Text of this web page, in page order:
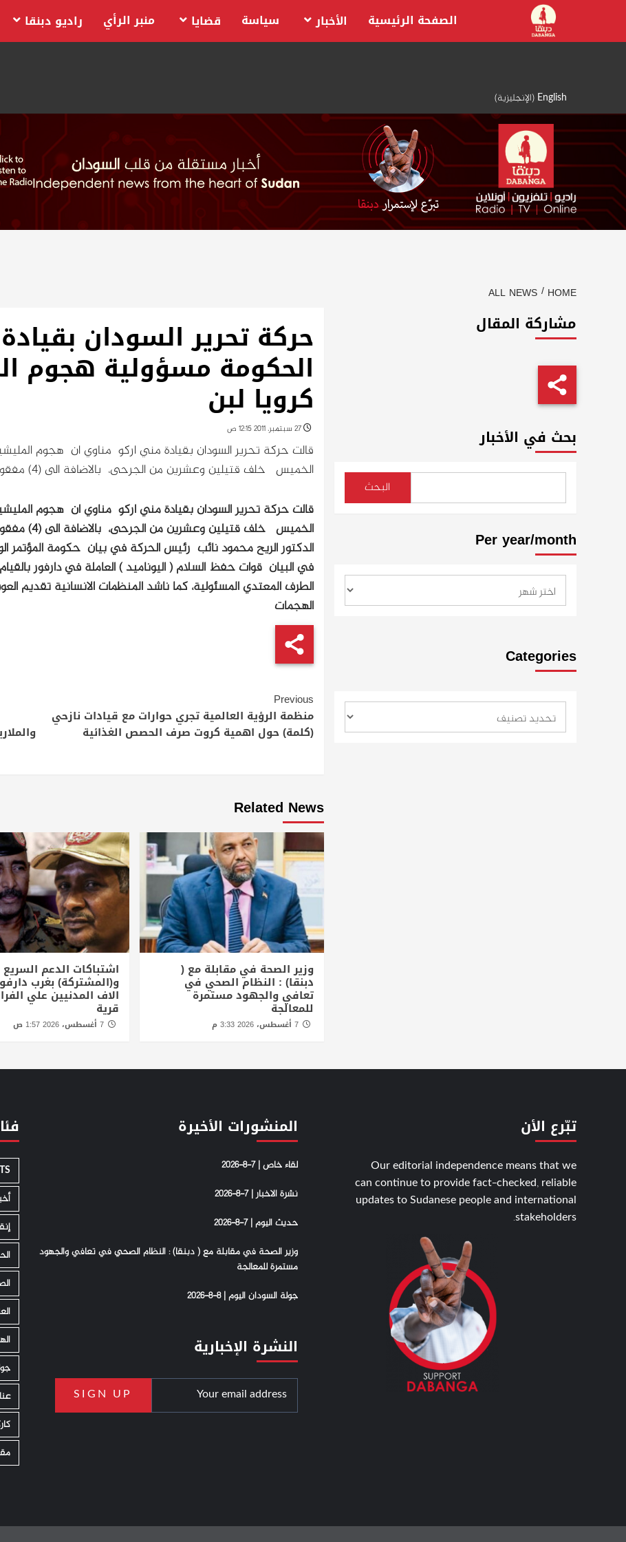
content
English
(الإنجليزية)
الصفحة الرئيسية الأخبار سياسة قضايا منبر الرأي راديو دبنقا
HOME
ALL NEWS
حركة تحرير السودان
الحكومة مسؤولية هجوم
كرويا لبن
27 سبتمبر، 2011 12:15 ص
قالت حركة تحرير السودان بقيادة مني اركو مناوي ان هجوم
الخميس خلف قتيلين وعشرين من الجرحى، بالاضافة الى (4) مفقودين ، واثنين من الاسري يتعرضون للتعذيب
قالت حركة تحرير السودان بقيادة مني اركو مناوي ان هجوم
الخميس خلف قتيلين وعشرين من الجرحى، بالاضافة الى (4) مفقودين ، واثنين من الاسري يتعرضون للتعذيب
الدكتور الريح محمود نائب رئيس الحركة في بيان حكومة المؤتمر
في البيان قوات حفظ السلام ( اليوناميد ) العاملة في دارفور
الطرف المعتدي المسئولية، كما ناشد المنظمات الانسانية تقديم
الهجمات
Continue
Reading
Previous
منظمة الرؤية العالمية تجري حوارات مع قيادات نازحي
(كلمة) حول اهمية كروت صرف الحصص الغذائية
Related News
وزير الصحة في مقابلة مع (
دبنقا) : النظام الصحي في
تعافي والجهود مستمرة
للمعالجة
7 أغسطس، 2026 3:33 م
اشتباكات الدعم السريع
و(المشتركة) بغرب
قرية
مشاركة المقال
بحث في الأخبار
البحث
Per year/month
Categories
تبّرع الأن
Our editorial independence means that we
can continue to provide fact-checked, reliable
updates to Sudanese people and international
stakeholders.
المنشورات الأخيرة
لقاء خاص | 7-8-2026
نشرة الاخبار | 7-8-2026
حديث اليوم | 7-8-2026
وزير الصحة في مقابلة مع ( دبنقا) : النظام الصحي في تعافي والجهود
مستمرة للمعالجة
جولة السودان اليوم | 8-8-2026
النشرة الإخبارية